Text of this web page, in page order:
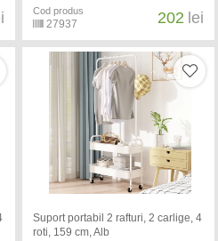
Cod produs
27937 202 lei
Suport portabil 2 rafturi, 2 carlige, 4
roti, 159 cm, Alb